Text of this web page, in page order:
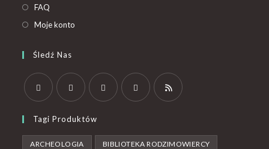
FAQ
Moje konto
Śledź Nas
Tagi Produktów
ARCHEOLOGIA BIBLIOTEKA RODZIMOWIERCY